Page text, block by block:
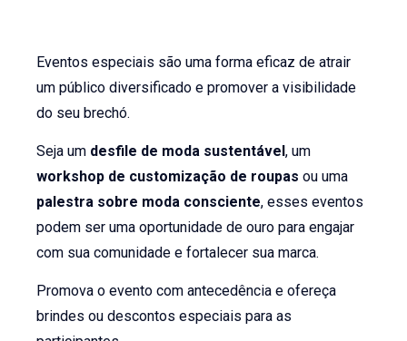
Eventos especiais são uma forma eficaz de atrair
um público diversificado e promover a visibilidade
do seu brechó.
Seja um desfile de moda sustentável, um
workshop de customização de roupas ou uma
palestra sobre moda consciente, esses eventos
podem ser uma oportunidade de ouro para engajar
com sua comunidade e fortalecer sua marca.
Promova o evento com antecedência e ofereça
brindes ou descontos especiais para as